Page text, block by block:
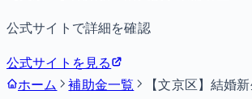
公式サイトで詳細を確認
公式サイトを見る
ホーム
補助金一覧
【文京区】結婚